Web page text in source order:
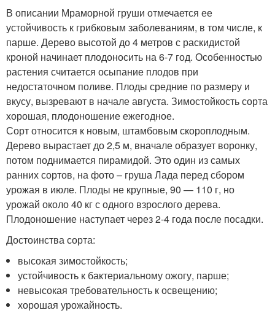
В описании Мраморной груши отмечается ее
устойчивость к грибковым заболеваниям, в том числе, к
парше. Дерево высотой до 4 метров с раскидистой
кроной начинает плодоносить на 6-7 год. Особенностью
растения считается осыпание плодов при
недостаточном поливе. Плоды средние по размеру и
вкусу, вызревают в начале августа. Зимостойкость сорта
хорошая, плодоношение ежегодное.
Сорт относится к новым, штамбовым скороплодным.
Дерево вырастает до 2,5 м, вначале образует воронку,
потом поднимается пирамидой. Это один из самых
ранних сортов, на фото – груша Лада перед сбором
урожая в июле. Плоды не крупные, 90 — 110 г, но
урожай около 40 кг с одного взрослого дерева.
Плодоношение наступает через 2-4 года после посадки.
Достоинства сорта:
высокая зимостойкость;
устойчивость к бактериальному ожогу, парше;
невысокая требовательность к освещению;
хорошая урожайность.